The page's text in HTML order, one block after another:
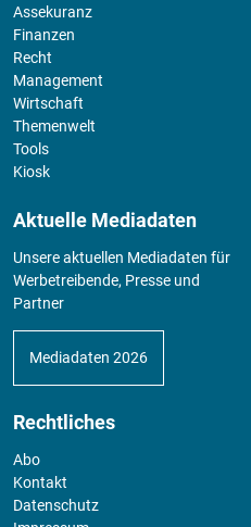
Assekuranz
Finanzen
Recht
Management
Wirtschaft
Themenwelt
Tools
Kiosk
Aktuelle Mediadaten
Unsere aktuellen Mediadaten für
Werbetreibende, Presse und
Partner
Mediadaten 2026
Rechtliches
Abo
Kontakt
Datenschutz